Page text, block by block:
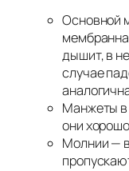
Основной
дышит, в
случае
Манжеты
они
Молнии —